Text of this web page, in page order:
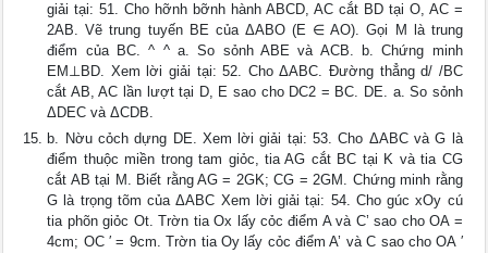
giải tại: 51. Cho hỡnh bỡnh hành ABCD, AC cắt BD tại O, AC =
2AB. Vẽ trung tuyến BE của ΔABO (E ∈ AO). Gọi M là trung
điểm của BC. ^ ^ a. So sỏnh ABE và ACB. b. Chứng minh
EM⊥BD. Xem lời giải tại: 52. Cho ΔABC. Đường thẳng d/ /BC
cắt AB, AC lần lượt tại D, E sao cho DC2 = BC. DE. a. So sỏnh
ΔDEC và ΔCDB.
b. Nờu cỏch dựng DE. Xem lời giải tại: 53. Cho ΔABC và G là
điểm thuộc miền trong tam giỏc, tia AG cắt BC tại K và tia CG
cắt AB tại M. Biết rằng AG = 2GK; CG = 2GM. Chứng minh rằng
G là trọng tõm của ΔABC Xem lời giải tại: 54. Cho gúc xOy cú
tia phõn giỏc Ot. Trờn tia Ox lấy cỏc điểm A và C’ sao cho OA =
4cm; OC ′ = 9cm. Trờn tia Oy lấy cỏc điểm A’ và C sao cho OA ′